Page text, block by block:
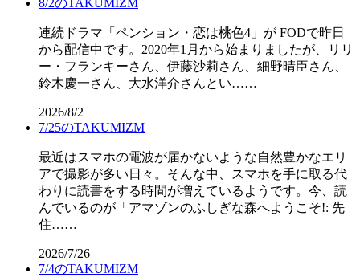
8/2のTAKUMIZM
連続ドラマ「ペンション・恋は桃色4」が FODで昨日
から配信中です。2020年1月から始まりましたが、リリ
ー・フランキーさん、伊藤沙莉さん、細野晴臣さん、
鈴木慶一さん、大水洋介さんとい……
2026/8/2
7/25のTAKUMIZM
最近はスマホの電波が届かないような自然豊かなエリ
アで撮影が多い日々。そんな中、スマホを手に取る代
わりに読書をする時間が増えているようです。今、読
んでいるのが「アマゾンのふしぎな森へようこそ!: 先
住……
2026/7/26
7/4のTAKUMIZM